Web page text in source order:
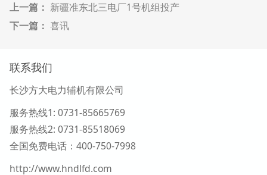
上一篇： 新疆准东北三电厂1号机组投产
下一篇： 喜讯
联系我们
长沙方大电力辅机有限公司
服务热线1: 0731-85665769
服务热线2: 0731-85518069
全国免费电话：400-750-7998
http://www.hndlfd.com